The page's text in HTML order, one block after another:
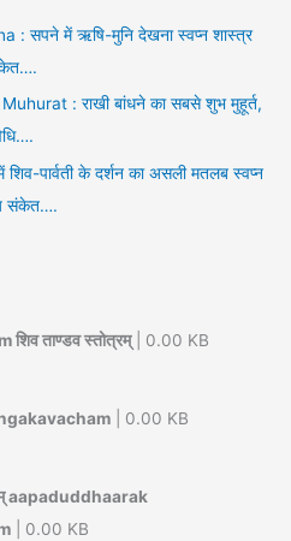
: सपने में ऋषि-मुनि देखना स्वप्न शास्त्र
: राखी बांधने का सबसे शुभ मुहूर्त,
पार्वती के दर्शन का असली मतलब स्वप्न
संकेत….
ताण्डव स्तोत्रम्| 0.00 KB
| 0.00 KB
aapaduddhaarak
| 0.00 KB